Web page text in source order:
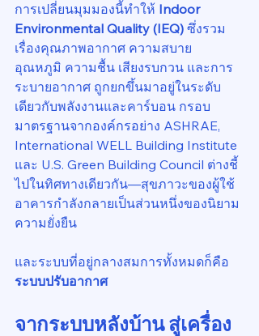
การเปลี่ยนมุมมองนี้ทำให้ Indoor
Environmental Quality (IEQ) ซึ่งรวม
เรื่องคุณภาพอากาศ ความสบาย
อุณหภูมิ ความชื้น เสียงรบกวน และการ
ระบายอากาศ ถูกยกขึ้นมาอยู่ในระดับ
เดียวกับพลังงานและคาร์บอน กรอบ
มาตรฐานจากองค์กรอย่าง ASHRAE,
International WELL Building Institute
และ U.S. Green Building Council ต่างชี้
ไปในทิศทางเดียวกัน—สุขภาวะของผู้ใช้
อาคารกำลังกลายเป็นส่วนหนึ่งของนิยาม
ความยั่งยืน
และระบบที่อยู่กลางสมการทั้งหมดก็คือ
ระบบปรับอากาศ
จากระบบหลังบ้าน สู่เครื่อง